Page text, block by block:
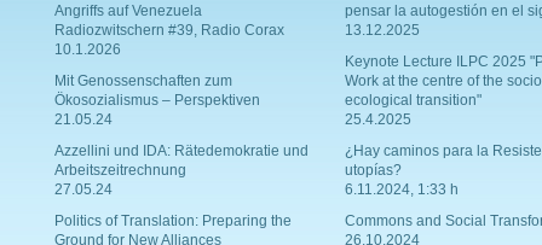
Angriffs auf Venezuela
Radiozwitschern #39, Radio Corax
10.1.2026
Mit Genossenschaften zum
Ökosozialismus – Perspektiven
21.05.24
Azzellini und IDA: Rätedemokratie und
Arbeitszeitrechnung
27.05.24
Politics of Translation: Preparing the
Ground for New Alliances
pensar la autogestión en el
13.12.2025
Keynote Lecture ILPC 2025
Work at the centre of the
ecological transition"
25.4.2025
¿Hay caminos para la
utopías?
6.11.2024, 1:33 h
Commons and Social
26.10.2024